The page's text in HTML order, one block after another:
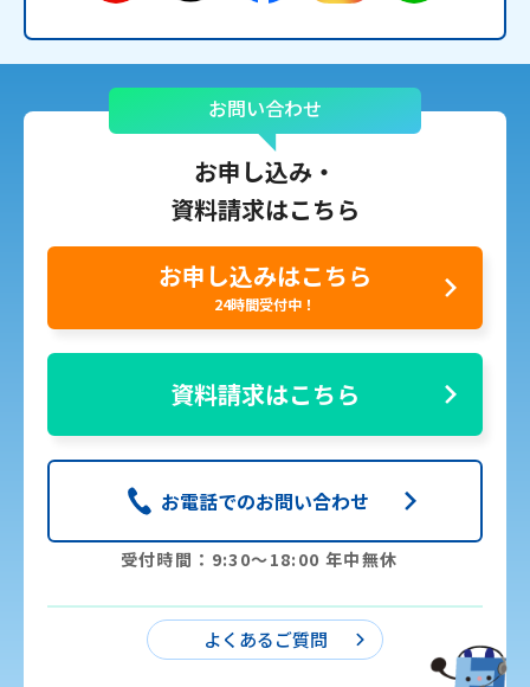
お問い合わせ
お申し込み・
資料請求はこちら
お申し込みはこちら
24時間受付中！
資料請求はこちら
お電話でのお問い合わせ
受付時間：9:30〜18:00 年中無休
よくあるご質問